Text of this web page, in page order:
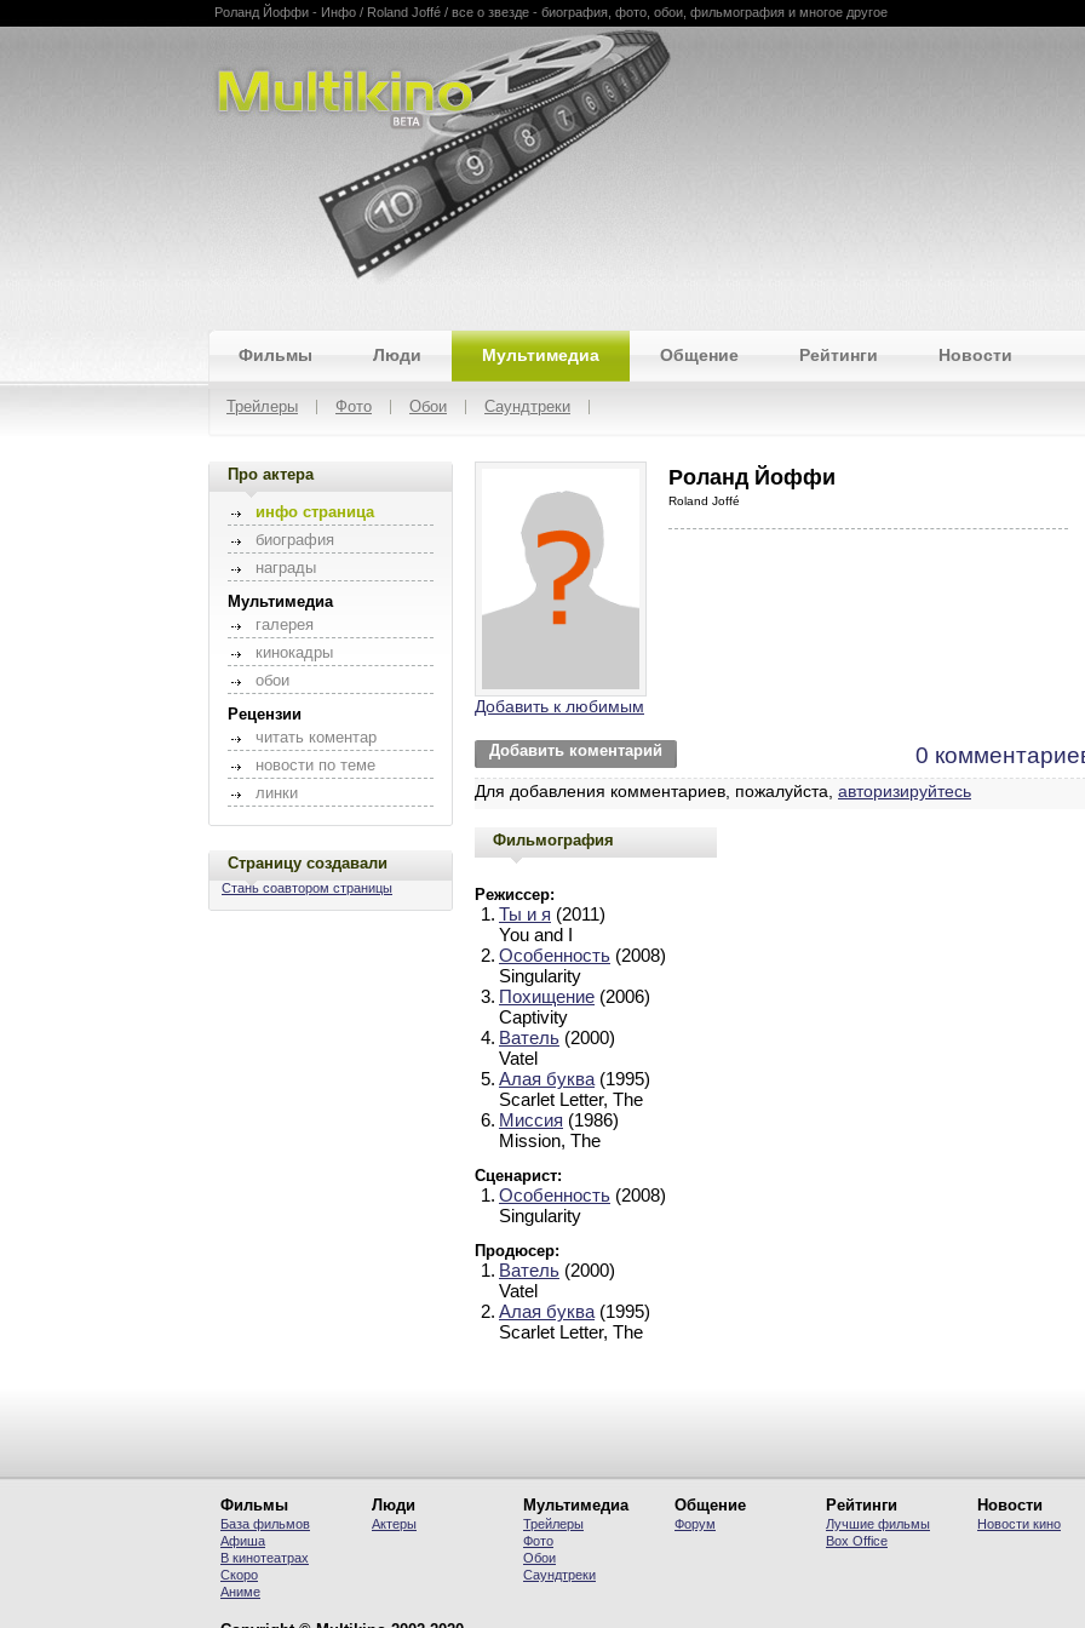
Multikino
Роланд Йоффи - Инфо / Roland Joffé / все о звезде - биография, фото, обои, фильмография и многое другое
Фильмы Люди Мультимедиа Общение Рейтинги Новости
Трейлеры Фото Обои Саундтреки
Про актера
инфо страница
биография
награды
Мультимедиа
галерея
кинокадры
обои
Рецензии
читать коментар
новости по теме
линки
Страницу создавали
Стань соавтором страницы
Добавить к любимым
Роланд Йоффи
Roland Joffé
Добавить коментарий 0
Для добавления комментариев, пожалуйста, авторизируйтесь
Фильмография
Режиссер:
1. Ты и я (2011)
You and I
2. Особенность (2008)
Singularity
3. Похищение (2006)
Captivity
4. Ватель (2000)
Vatel
5. Алая буква (1995)
Scarlet Letter, The
6. Миссия (1986)
Mission, The
Сценарист:
1. Особенность (2008)
Singularity
Продюсер:
1. Ватель (2000)
Vatel
2. Алая буква (1995)
Scarlet Letter, The
Фильмы
База фильмов
Афиша
В кинотеатрах
Скоро
Аниме
Люди
Актеры
Мультимедиа
Трейлеры
Фото
Обои
Саундтреки
Общение
Форум
Рейтинги
Лучшие фильмы
Вох Office
Новости
Новости кино